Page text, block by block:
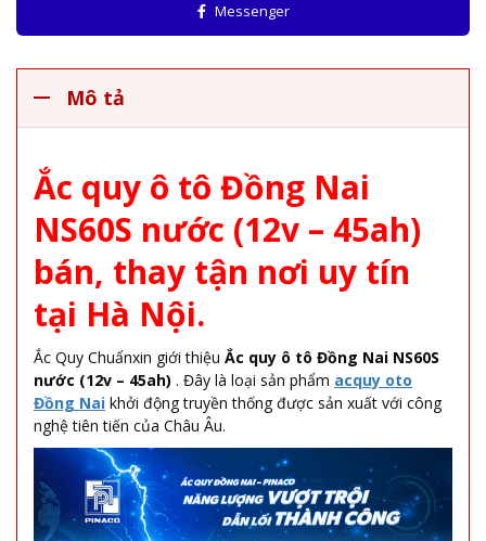
Messenger
Mô tả
Ắc quy ô tô Đồng Nai
NS60S nước (12v – 45ah)
bán, thay tận nơi uy tín
tại Hà Nội.
Ắc Quy Chuẩnxin giới thiệu Ắc quy ô tô Đồng Nai NS60S
nước (12v – 45ah) . Đây là loại sản phẩm acquy oto
Đồng Nai khởi động truyền thống được sản xuất với công
nghệ tiên tiến của Châu Âu.